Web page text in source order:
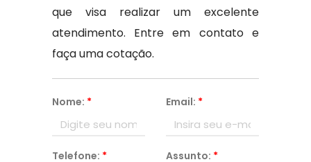
que visa realizar um excelente
atendimento. Entre em contato e
faça uma cotação.
Nome: * Email: *
Telefone: * Assunto: *